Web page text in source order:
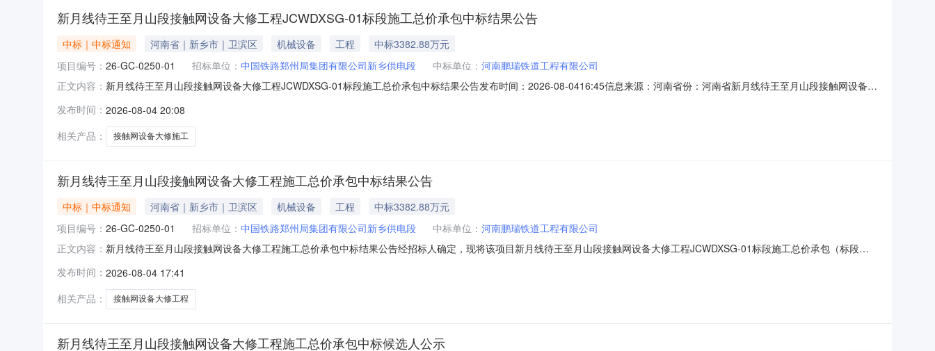
新月线待王至月山段接触网设备大修工程JCWDXSG-01标段施工总价承包中标结果公告
中标｜中标通知 河南省｜新乡市｜卫滨区 机械设备 工程
中标3382.88万元
项目编号： 26-GC-0250-01 招标单位： 中国铁路郑州局集团有限公司新乡供电段 中标单位： 河南鹏瑞铁道工程有限公司
正文内容： 新月线待王至月山段接触网设备大修工程JCWDXSG-01标段施工总价承包中标结果公告发布时间：2026-08-0416:45信息来源：河南省份：河南省新月线待王至月山段接触网设备大
公告如下：一、项目概况招标人中国铁路郑州局集团有限公司新乡供电段项目名称新月线待王至月山段接触网设备大修工程施工总价承包开标时间2026年07月29日其他内容/二、
发布时间： 2026-08-04 20:08
相关产品：
接触网设备大修施工
新月线待王至月山段接触网设备大修工程施工总价承包中标结果公告
中标｜中标通知 河南省｜新乡市｜卫滨区 机械设备 工程
中标3382.88万元
项目编号： 26-GC-0250-01 招标单位： 中国铁路郑州局集团有限公司新乡供电段 中标单位： 河南鹏瑞铁道工程有限公司
正文内容： 新月线待王至月山段接触网设备大修工程施工总价承包中标结果公告经招标人确定，现将该项目新月线待王至月山段接触网设备大修工程JCWDXSG-01标段施工总价承包（标段编
2026年07月29日其他内容/二、评委会成员评委会数量评委会成员名单7卞香菊、胡彪、胡鹏、毛文华、田龙、王庆辉、张惠敏三、中标结果标段编号26-GC-0250-01中标人河南鹏
瑞铁道工
发布时间： 2026-08-04 17:41
相关产品：
接触网设备大修工程
新月线待王至月山段接触网设备大修工程施工总价承包中标候选人公示